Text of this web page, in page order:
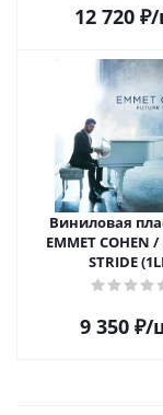
12 720 ₽/
Виниловая
EMMET COHEN /
STRIDE
9 350 ₽/